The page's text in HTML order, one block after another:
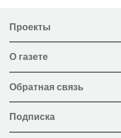
Проекты
О газете
Обратная связь
Подписка